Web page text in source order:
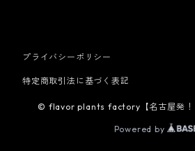
プライバシーポリシー
特定商取引法に基づく表記
© flavor plants factory【名古屋発！
Powered by